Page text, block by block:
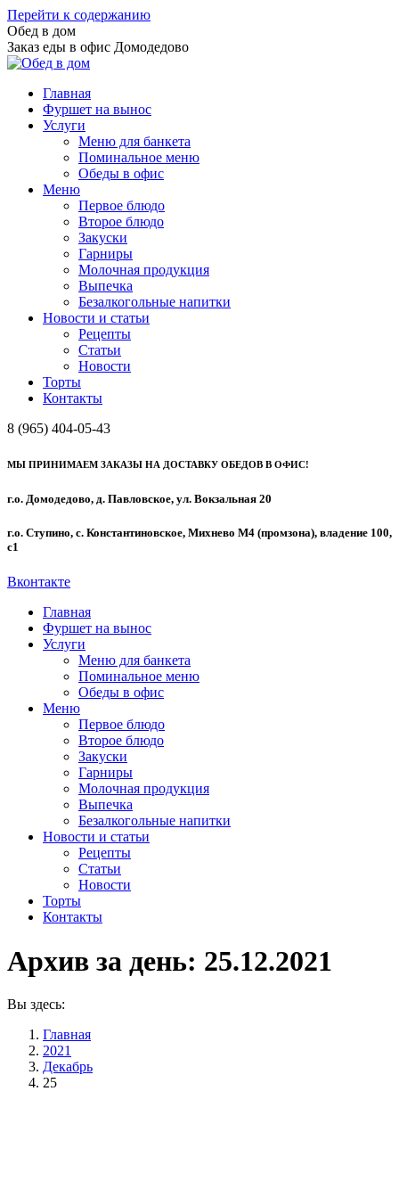
Перейти к содержанию
Обед в дом
Заказ еды в офис Домодедово
Главная
Фуршет на вынос
Услуги
Меню для банкета
Поминальное меню
Обеды в офис
Меню
Первое блюдо
Второе блюдо
Закуски
Гарниры
Молочная продукция
Выпечка
Безалкогольные напитки
Новости и статьи
Рецепты
Статьи
Новости
Торты
Контакты
8 (965) 404-05-43
МЫ ПРИНИМАЕМ ЗАКАЗЫ НА ДОСТАВКУ ОБЕДОВ В ОФИС!
г.о. Домодедово, д. Павловское, ул. Вокзальная 20
г.о. Ступино, с. Константиновское, Михнево М4 (промзона), владение 100,
с1
Вконтакте
Главная
Фуршет на вынос
Услуги
Меню для банкета
Поминальное меню
Обеды в офис
Меню
Первое блюдо
Второе блюдо
Закуски
Гарниры
Молочная продукция
Выпечка
Безалкогольные напитки
Новости и статьи
Рецепты
Статьи
Новости
Торты
Контакты
Архив за день: 25.12.2021
Вы здесь:
Главная
2021
Декабрь
25